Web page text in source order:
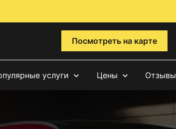
Посмотреть на карте
услуги Цены Отзывы